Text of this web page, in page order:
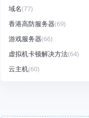
域名(77)
香港高防服务器(69)
游戏服务器(66)
虚拟机卡顿解决方法(64)
云主机(60)